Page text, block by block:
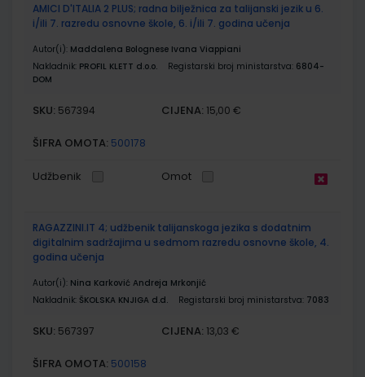
AMICI D'ITALIA 2 PLUS; radna bilježnica za talijanski jezik u 6.
i/ili 7. razredu osnovne škole, 6. i/ili 7. godina učenja
Autor(i): Maddalena Bolognese Ivana Viappiani
Nakladnik: PROFIL KLETT d.o.o. Registarski broj ministarstva: 6804-
DOM
SKU: 567394 CIJENA: 15,00 €
ŠIFRA OMOTA: 500178
Udžbenik Omot
RAGAZZINI.IT 4; udžbenik talijanskoga jezika s dodatnim
digitalnim sadržajima u sedmom razredu osnovne škole, 4.
godina učenja
Autor(i): Nina Karković Andreja Mrkonjić
Nakladnik: ŠKOLSKA KNJIGA d.d. Registarski broj ministarstva: 7083
SKU: 567397 CIJENA: 13,03 €
ŠIFRA OMOTA: 500158